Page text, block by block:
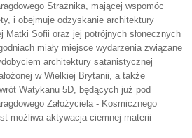
Strażnika, mającej wspomóc
i obejmuje odzyskanie architektury
Matki Sofii oraz jej potrójnych słonecznych
miały miejsce wydarzenia związane
architektury satanistycznej
w Wielkiej Brytanii, a także
Watykanu 5D, będących już pod
Założyciela - Kosmicznego
możliwa aktywacja ciemnej materii